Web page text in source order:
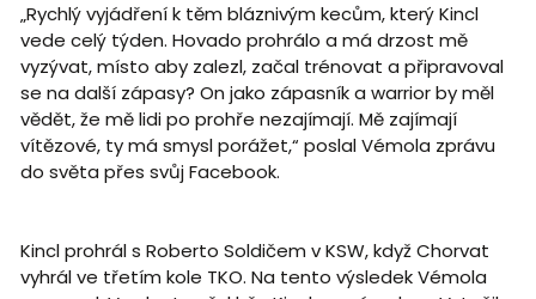
„Rychlý vyjádření k těm bláznivým kecům, který Kincl
vede celý týden. Hovado prohrálo a má drzost mě
vyzývat, místo aby zalezl, začal trénovat a připravoval
se na další zápasy? On jako zápasník a warrior by měl
vědět, že mě lidi po prohře nezajímají. Mě zajímají
vítězové, ty má smysl porážet,“ poslal Vémola zprávu
do světa přes svůj Facebook.
Kincl prohrál s Roberto Soldičem v KSW, když Chorvat
vyhrál ve třetím kole TKO. Na tento výsledek Vémola